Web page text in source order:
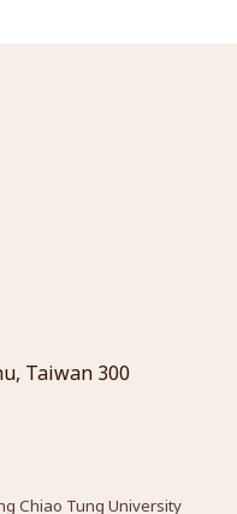
Taiwan 300
Chiao Tung University